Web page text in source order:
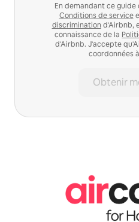
En demandant ce
Conditions de service
discrimination d'Airbnb,
connaissance de la
d'Airbnb. J'accepte
coordonnées
Obtenir